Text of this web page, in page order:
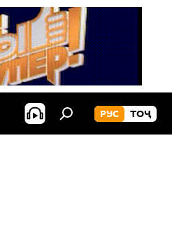
РУС ТОҶ